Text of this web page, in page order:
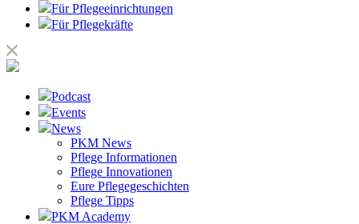
Für Pflegeeinrichtungen
Für Pflegekräfte
Podcast
Events
News
PKM News
Pflege Informationen
Pflege Innovationen
Eure Pflegegeschichten
Pflege Tipps
PKM Academy